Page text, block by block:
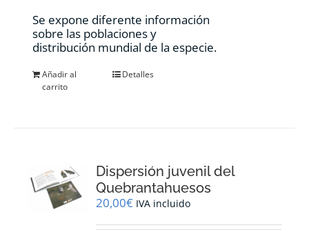
Se expone diferente información
sobre las poblaciones y
distribución mundial de la especie.
Añadir al
carrito
Detalles
Dispersión juvenil del
Quebrantahuesos
20,00€ IVA incluido